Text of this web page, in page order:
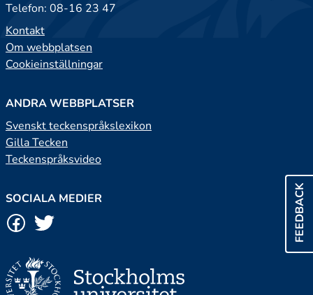
FEEDBACK
Telefon: 08-16 23 47
Kontakt
Om webbplatsen
Cookieinställningar
ANDRA WEBBPLATSER
Svenskt teckenspråkslexikon
Gilla Tecken
Teckenspråksvideo
SOCIALA MEDIER